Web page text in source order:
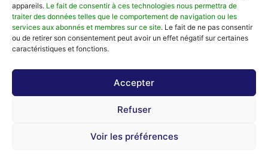
appareils. Le fait de consentir à ces technologies nous permettra de
traiter des données telles que le comportement de navigation ou les
services aux abonnés et membres sur ce site. Le fait de ne pas consentir
ou de retirer son consentement peut avoir un effet négatif sur certaines
caractéristiques et fonctions.
Accepter
Refuser
Voir les préférences
Communiquer avec Forbes Afrique
Média Kit 2026
Abonnez-vous à la newsletter de Forbes Afrique et recevez
régulièrement nos meilleurs articles